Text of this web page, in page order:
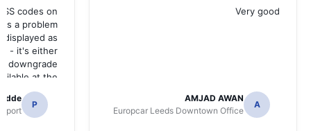
Very good
A
AMJAD AWAN
Europcar Leeds Downtown Office
codes on
a problem
displayed as
- it's either
downgrade
at the
of collection.
P